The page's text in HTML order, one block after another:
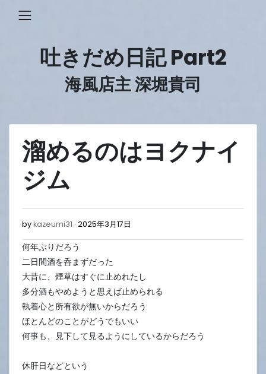
吐きだめ日記 Part2
海風店主 深堀貴司
溜めるのはヨクナイ
ジム
bykazeumi31 2025年3月17日
日
何年ぶりだろう
二日間酒を呑まずだった
大昔に、煙草はすぐに止めれたし
多分酒もやめようと思えば止められる
執着心と所有欲が無いからだろう
ほとんどのことがどうでもいい
何事も、見下して見るようにしているからだろう
休肝日などという